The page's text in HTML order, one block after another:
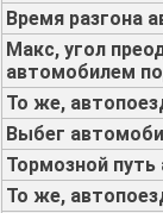
Время разгона
Макс, угол
автомобилем
То же,
Выбег
Тормозной
То же,